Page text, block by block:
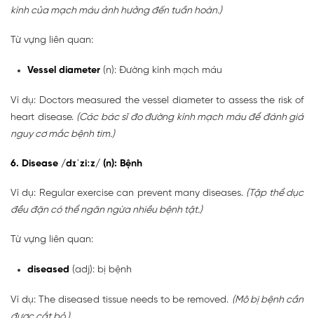
kính của mạch máu ảnh hưởng đến tuần hoàn.)
Từ vựng liên quan:
Vessel diameter (n): Đường kính mạch máu
Ví dụ: Doctors measured the vessel diameter to assess the risk of
heart disease. (Các bác sĩ đo đường kính mạch máu để đánh giá
nguy cơ mắc bệnh tim.)
6. Disease /dɪˈziːz/ (n): Bệnh
Ví dụ: Regular exercise can prevent many diseases. (Tập thể dục
đều đặn có thể ngăn ngừa nhiều bệnh tật.)
Từ vựng liên quan:
diseased (adj): bị bệnh
Ví dụ: The diseased tissue needs to be removed. (Mô bị bệnh cần